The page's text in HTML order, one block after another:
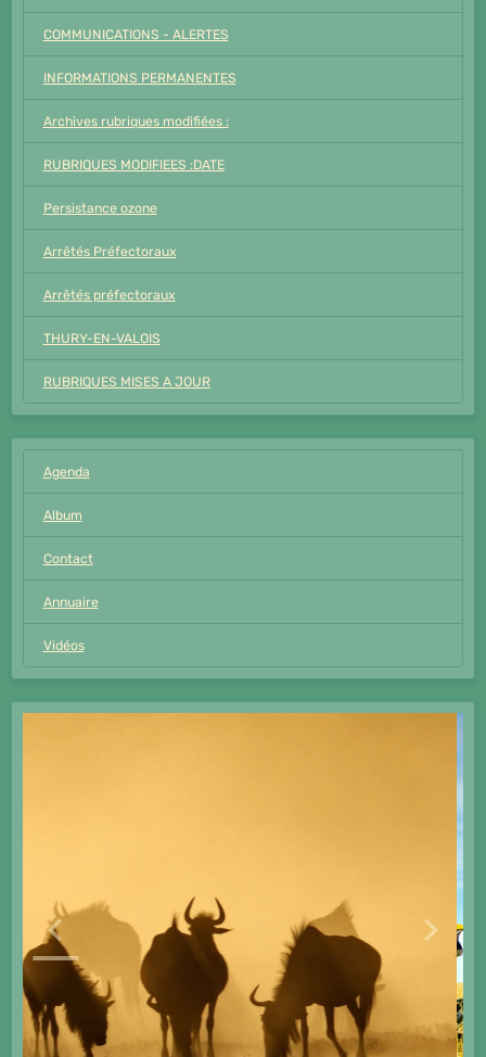
COMMUNICATIONS - ALERTES
INFORMATIONS PERMANENTES
Archives rubriques modifiées :
RUBRIQUES MODIFIEES :DATE
Persistance ozone
Arrêtés Préfectoraux
Arrêtés préfectoraux
THURY-EN-VALOIS
RUBRIQUES MISES A JOUR
Agenda
Album
Contact
Annuaire
Vidéos